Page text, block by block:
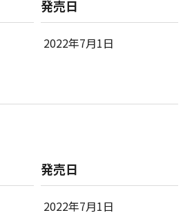
発売日
2022年7月1日
発売日
2022年7月1日